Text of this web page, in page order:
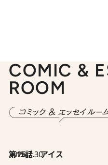
COMIC &
ROOM
2026.7.30
第15話 アイス